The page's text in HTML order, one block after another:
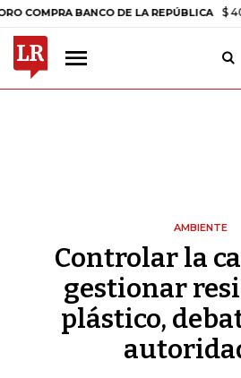
BANCO DE LA REPÚBLICA $ 408.498,97
AMBIENTE
Controlar la
gestionar
plástico,